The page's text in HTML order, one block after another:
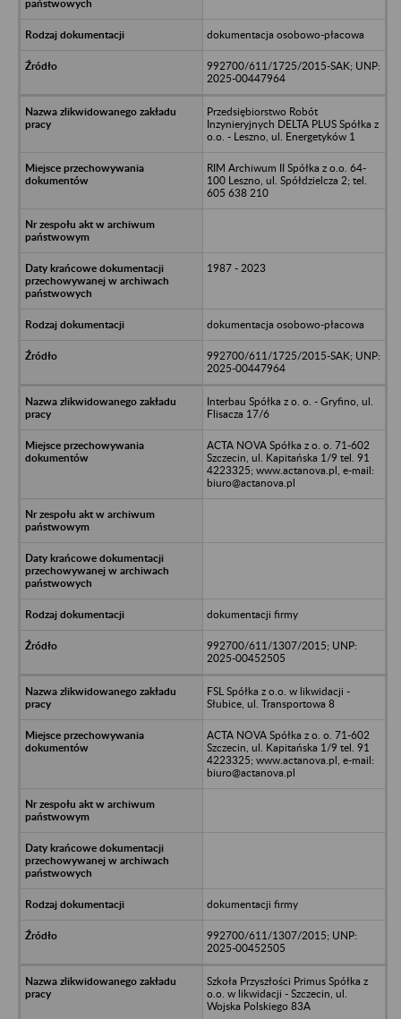
dokumentacja osobowo-płacowa
992700/611/1725/2015-SAK; UNP:
2025-00447964
Przedsiębiorstwo Robót
Inzynieryjnych DELTA PLUS Spółka z
o.o. - Leszno, ul. Energetyków 1
RIM Archiwum II Spółka z o.o. 64-
100 Leszno, ul. Spółdzielcza 2; tel.
605 638 210
1987 - 2023
dokumentacja osobowo-płacowa
992700/611/1725/2015-SAK; UNP:
2025-00447964
Interbau Spółka z o. o. - Gryfino, ul.
Flisacza 17/6
ACTA NOVA Spółka z o. o. 71-602
Szczecin, ul. Kapitańska 1/9 tel. 91
4223325; www.actanova.pl, e-mail:
biuro@actanova.pl
dokumentacji firmy
992700/611/1307/2015; UNP:
2025-00452505
FSL Spółka z o.o. w likwidacji -
Słubice, ul. Transportowa 8
ACTA NOVA Spółka z o. o. 71-602
Szczecin, ul. Kapitańska 1/9 tel. 91
4223325; www.actanova.pl, e-mail:
biuro@actanova.pl
dokumentacji firmy
992700/611/1307/2015; UNP:
2025-00452505
Szkoła Przyszłości Primus Spółka z
o.o. w likwidacji - Szczecin, ul.
Wojska Polskiego 83A